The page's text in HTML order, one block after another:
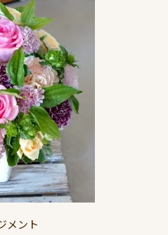
メント